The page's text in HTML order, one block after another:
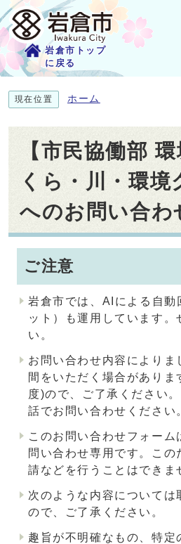
岩倉市トップ
に戻る
現在位置 ホーム
【市民協働部
くら・川・環境
へのお問い合わ
ご注意
岩倉市では、AIによる自動
ット）も運用しています。
い。
お問い合わせ内容によりま
間をいただく場合がありま
度)ので、ご了承ください
話でお問い合わせください
このお問い合わせフォーム
問い合わせ専用です。この
請などを行うことはできま
次のような内容については
ので、ご了承ください。
趣旨が不明確なもの、特定